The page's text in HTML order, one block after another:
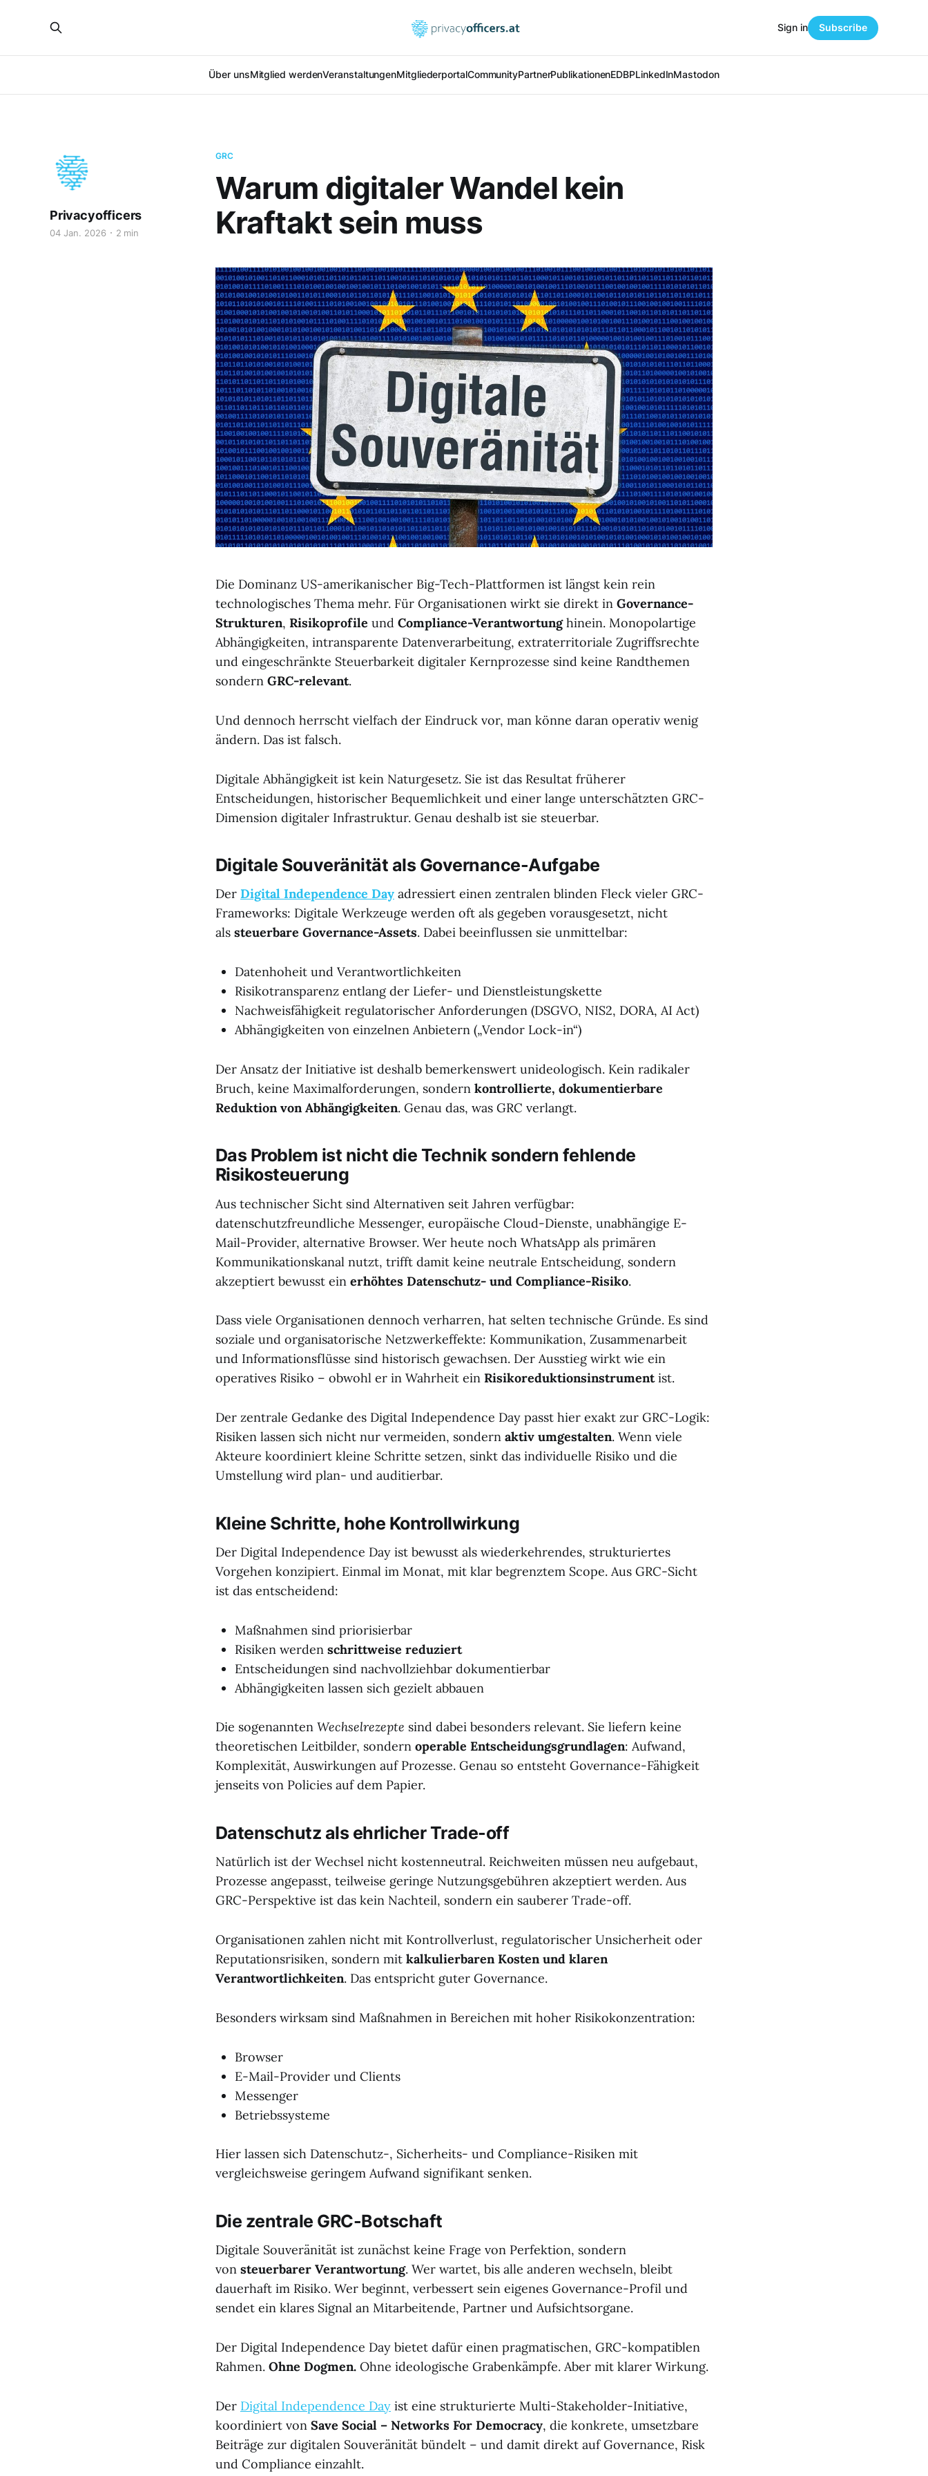
Über unsMitglied werdenVeranstaltungenMitgliederportalCommunityPartnerPublikationenEDBPLinkedInMastodon
Sign in Subscribe
GRC
Warum digitaler Wandel kein
Kraftakt sein muss
Privacyofficers
04 Jan. 2026 2 min
Die Dominanz US-amerikanischer Big-Tech-Plattformen ist längst kein rein
technologisches Thema mehr. Für Organisationen wirkt sie direkt in Governance-
Strukturen, Risikoprofile und Compliance-Verantwortunghinein. Monopolartige
Abhängigkeiten, intransparente Datenverarbeitung, extraterritoriale Zugriffsrechte
und eingeschränkte Steuerbarkeit digitaler Kernprozesse sind keine Randthemen
sondern GRC-relevant.
Und dennoch herrscht vielfach der Eindruck vor, man könne daran operativ wenig
ändern. Das ist falsch.
Digitale Abhängigkeit ist kein Naturgesetz. Sie ist das Resultat früherer
Entscheidungen, historischer Bequemlichkeit und einer lange unterschätzten GRC-
Dimension digitaler Infrastruktur. Genau deshalb ist sie steuerbar.
Digitale Souveränität als Governance-Aufgabe
Der Digital Independence Day adressiert einen zentralen blinden Fleck vieler GRC-
Frameworks: Digitale Werkzeuge werden oft als gegeben vorausgesetzt, nicht
als steuerbare Governance-Assets. Dabei beeinflussen sie unmittelbar:
Datenhoheit und Verantwortlichkeiten
Risikotransparenz entlang der Liefer- und Dienstleistungskette
Nachweisfähigkeit regulatorischer Anforderungen (DSGVO, NIS2, DORA, AI Act)
Abhängigkeiten von einzelnen Anbietern („Vendor Lock-in“)
Der Ansatz der Initiative ist deshalb bemerkenswert unideologisch. Kein radikaler
Bruch, keine Maximalforderungen, sondern kontrollierte, dokumentierbare
Reduktion von Abhängigkeiten. Genau das, was GRC verlangt.
Das Problem ist nicht die Technik sondern fehlende
Risikosteuerung
Aus technischer Sicht sind Alternativen seit Jahren verfügbar:
datenschutzfreundliche Messenger, europäische Cloud-Dienste, unabhängige E-
Mail-Provider, alternative Browser. Wer heute noch WhatsApp als primären
Kommunikationskanal nutzt, trifft damit keine neutrale Entscheidung, sondern
akzeptiert bewusst ein erhöhtes Datenschutz- und Compliance-Risiko.
Dass viele Organisationen dennoch verharren, hat selten technische Gründe. Es sind
soziale und organisatorische Netzwerkeffekte: Kommunikation, Zusammenarbeit
und Informationsflüsse sind historisch gewachsen. Der Ausstieg wirkt wie ein
operatives Risiko – obwohl er in Wahrheit ein Risikoreduktionsinstrumentist.
Der zentrale Gedanke des Digital Independence Day passt hier exakt zur GRC-Logik:
Risiken lassen sich nicht nur vermeiden, sondern aktiv umgestalten. Wenn viele
Akteure koordiniert kleine Schritte setzen, sinkt das individuelle Risiko und die
Umstellung wird plan- und auditierbar.
Kleine Schritte, hohe Kontrollwirkung
Der Digital Independence Day ist bewusst als wiederkehrendes, strukturiertes
Vorgehen konzipiert. Einmal im Monat, mit klar begrenztem Scope. Aus GRC-Sicht
ist das entscheidend:
Maßnahmen sind priorisierbar
Risiken werden schrittweise reduziert
Entscheidungen sind nachvollziehbar dokumentierbar
Abhängigkeiten lassen sich gezielt abbauen
Die sogenannten Wechselrezepte sind dabei besonders relevant. Sie liefern keine
theoretischen Leitbilder, sondern operable Entscheidungsgrundlagen: Aufwand,
Komplexität, Auswirkungen auf Prozesse. Genau so entsteht Governance-Fähigkeit
jenseits von Policies auf dem Papier.
Datenschutz als ehrlicher Trade-off
Natürlich ist der Wechsel nicht kostenneutral. Reichweiten müssen neu aufgebaut,
Prozesse angepasst, teilweise geringe Nutzungsgebühren akzeptiert werden. Aus
GRC-Perspektive ist das kein Nachteil, sondern ein sauberer Trade-off.
Organisationen zahlen nicht mit Kontrollverlust, regulatorischer Unsicherheit oder
Reputationsrisiken, sondern mit kalkulierbaren Kosten und klaren
Verantwortlichkeiten. Das entspricht guter Governance.
Besonders wirksam sind Maßnahmen in Bereichen mit hoher Risikokonzentration:
Browser
E-Mail-Provider und Clients
Messenger
Betriebssysteme
Hier lassen sich Datenschutz-, Sicherheits- und Compliance-Risiken mit
vergleichsweise geringem Aufwand signifikant senken.
Die zentrale GRC-Botschaft
Digitale Souveränität ist zunächst keine Frage von Perfektion, sondern
von steuerbarer Verantwortung. Wer wartet, bis alle anderen wechseln, bleibt
dauerhaft im Risiko. Wer beginnt, verbessert sein eigenes Governance-Profil und
sendet ein klares Signal an Mitarbeitende, Partner und Aufsichtsorgane.
Der Digital Independence Day bietet dafür einen pragmatischen, GRC-kompatiblen
Rahmen. Ohne Dogmen. Ohne ideologische Grabenkämpfe. Aber mit klarer Wirkung.
Der Digital Independence Day ist eine strukturierte Multi-Stakeholder-Initiative,
koordiniert von Save Social – Networks For Democracy, die konkrete, umsetzbare
Beiträge zur digitalen Souveränität bündelt – und damit direkt auf Governance, Risk
und Compliance einzahlt.